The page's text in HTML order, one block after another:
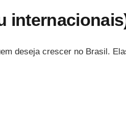
deseja crescer no Brasil.